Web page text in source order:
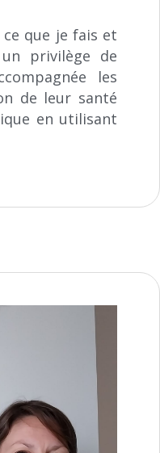
ce que je fais et
privilège de
les
de leur santé
en utilisant